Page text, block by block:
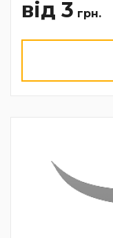
від 3 грн.